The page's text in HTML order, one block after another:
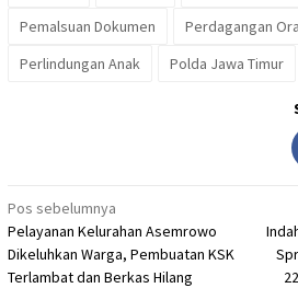
Pemalsuan Dokumen
Perdagangan
Perlindungan Anak
Polda Jawa Timur
Navigasi
pos
Pos sebelumnya
Pelayanan Kelurahan Asemrowo
Dikeluhkan Warga, Pembuatan KSK
Terlambat dan Berkas Hilang